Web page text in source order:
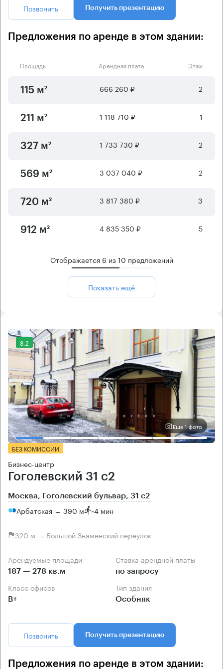
Позвонить Получить презентацию
Предложения по аренде в этом здании:
Площадь Арендная плата Этаж
115 м² 666 260 ₽ 2
211 м² 1 118 710 ₽ 1
327 м² 1 733 730 ₽ 2
569 м² 3 037 040 ₽ 2
720 м² 3 817 380 ₽ 3
912 м² 4 835 350 ₽ 5
Отображается 6 из10 предложений
Показать ещё
8.2
Еще 1 фото
БЕЗ КОМИССИИ
Бизнес-центр
Гоголевский 31 с2
Москва, Гоголевский бульвар, 31 с2
Арбатская → 390 м ~4 мин
320 м → Большой Знаменский переулок
Арендуемые площади
187 — 278 кв.м
Ставка арендной платы
по запросу
Класс офисов
B+
Тип здания
Особняк
Позвонить Получить презентацию
Предложения по аренде в этом здании: